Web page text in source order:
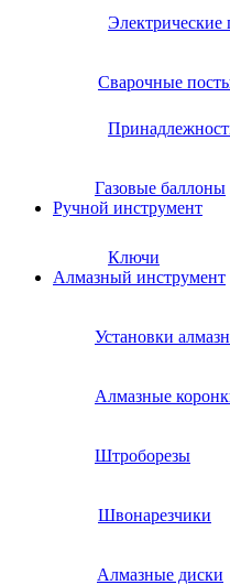
Электрические
Сварочные
Газовые баллоны
Ручной инструмент
Ключи
Алмазный инструмент
Установки
Алмазные
Штроборезы
Швонарезчики
Алмазные диски